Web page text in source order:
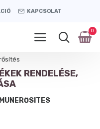
KAPCSOLAT
0
RENDELÉSE,